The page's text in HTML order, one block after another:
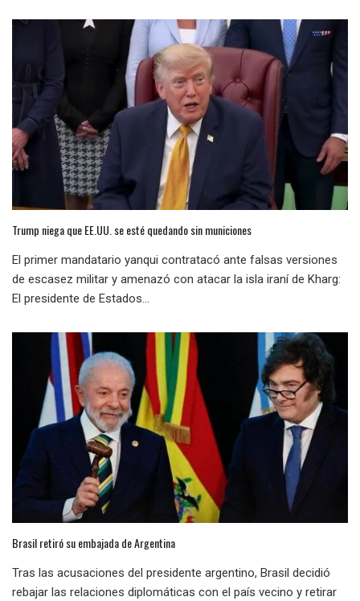
Trump niega que EE.UU. se esté quedando sin municiones
El primer mandatario yanqui contratacó ante falsas versiones
de escasez militar y amenazó con atacar la isla iraní de Kharg:
El presidente de Estados...
Brasil retiró su embajada de Argentina
Tras las acusaciones del presidente argentino, Brasil decidió
rebajar las relaciones diplomáticas con el país vecino y retirar